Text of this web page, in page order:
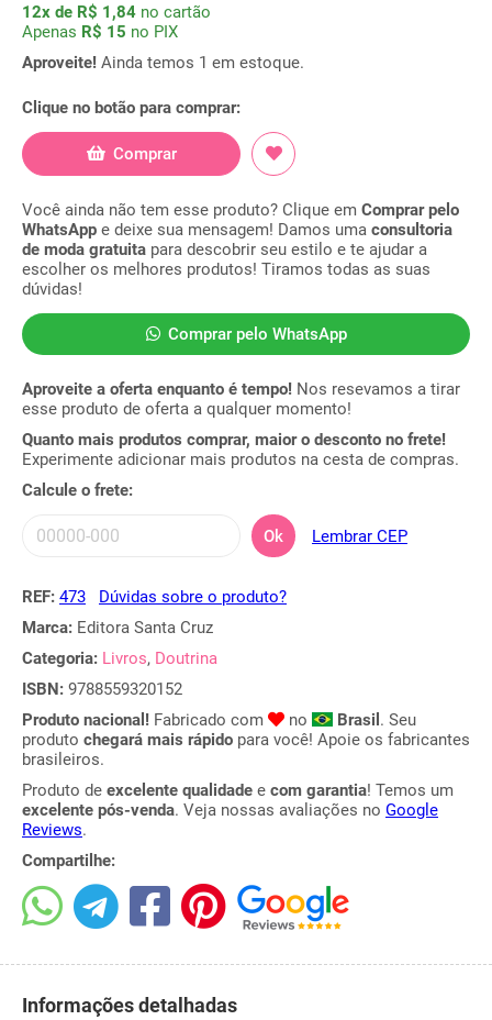
12x de R$ 1,84 no cartão
Apenas R$ 15 no PIX
Aproveite! Ainda temos 1 em estoque.
Clique no botão para comprar:
Comprar
Você ainda não tem esse produto? Clique em Comprar pelo
WhatsApp e deixe sua mensagem! Damos uma consultoria
de moda gratuita para descobrir seu estilo e te ajudar a
escolher os melhores produtos! Tiramos todas as suas
dúvidas!
Comprar pelo WhatsApp
Aproveite a oferta enquanto é tempo! Nos resevamos a tirar
esse produto de oferta a qualquer momento!
Quanto mais produtos comprar, maior o desconto no frete!
Experimente adicionar mais produtos na cesta de compras.
Calcule o frete:
Ok Lembrar CEP
REF: 473
Dúvidas sobre o produto?
Marca: Editora Santa Cruz
Categoria: Livros, Doutrina
ISBN: 9788559320152
Produto nacional! Fabricado com no Brasil . Seu
produto chegará mais rápido para você! Apoie os fabricantes
brasileiros.
Produto de excelente qualidade e com garantia! Temos um
excelente pós-venda. Veja nossas avaliações no Google
Reviews.
Compartilhe:
Informações detalhadas